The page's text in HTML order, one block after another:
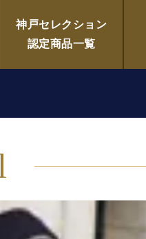
PLUS(
神戸セレクション
認定商品一覧